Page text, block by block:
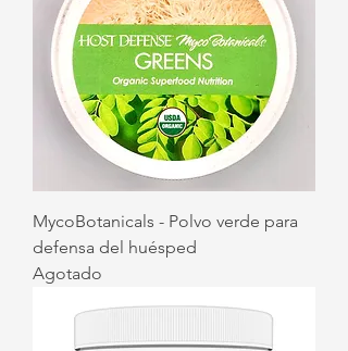
MycoBotanicals - Polvo verde para
defensa del huésped
Agotado